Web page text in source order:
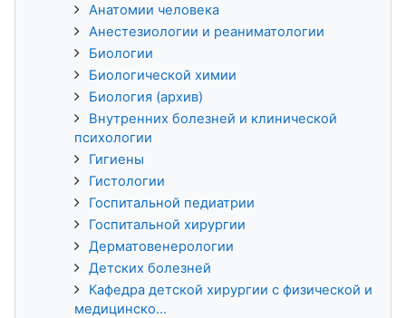
Анатомии человека
Анестезиологии и реаниматологии
Биологии
Биологической химии
Биология (архив)
Внутренних болезней и клинической
психологии
Гигиены
Гистологии
Госпитальной педиатрии
Госпитальной хирургии
Дерматовенерологии
Детских болезней
Кафедра детской хирургии с физической и
медицинско...